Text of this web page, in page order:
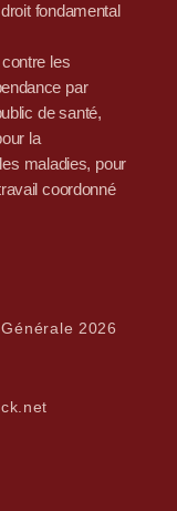
fondamental
les
par
de santé,
la
maladies, pour
coordonné
2026